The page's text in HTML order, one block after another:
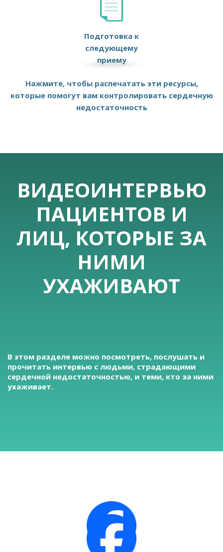
Подготовка к
следующему
приему
Нажмите, чтобы распечатать эти ресурсы,
которые помогут вам контролировать сердечную
недостаточность
ВИДЕОИНТЕРВЬЮ
ПАЦИЕНТОВ И
ЛИЦ, КОТОРЫЕ ЗА
НИМИ
УХАЖИВАЮТ
В этом разделе можно посмотреть, послушать и
прочитать интервью с людьми, страдающими
сердечной недостаточностью, и теми, кто за ними
ухаживает.